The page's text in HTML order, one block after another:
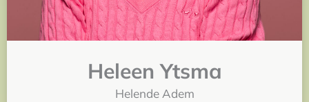
Heleen Ytsma
Helende Adem